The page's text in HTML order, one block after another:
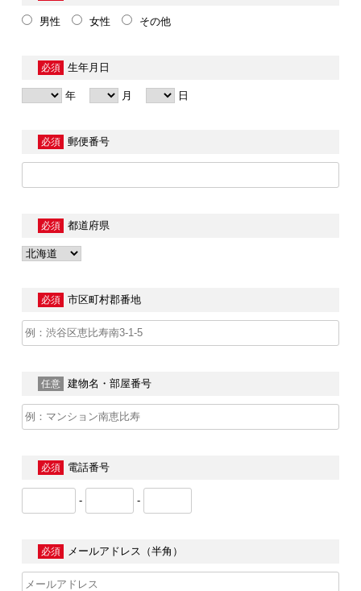
男性 女性 その他
必須 生年月日
年 月 日
必須 郵便番号
必須 都道府県
必須 市区町村郡番地
任意 建物名・部屋番号
必須 電話番号
- -
必須 メールアドレス（半角）